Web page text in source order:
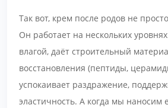
Так вот, крем после родов не
Он работает на нескольких
влагой, даёт строительный
восстановления (пептиды,
успокаивает раздражение,
эластичность. А когда мы наносим